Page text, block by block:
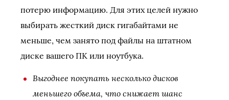
потерю информацию. Для этих целей нужно
выбирать жесткий диск гигабайтами не
меньше, чем занято под файлы на штатном
диске вашего ПК или ноутбука.
Выгоднее покупать несколько дисков
меньшего объема, что снижает шанс